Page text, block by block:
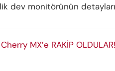
dev monitörünün
Cherry MX’e RAKİP